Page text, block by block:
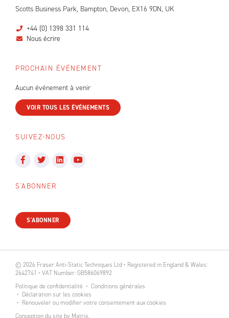
Scotts Business Park, Bampton, Devon, EX16 9DN, UK
+44 (0) 1398 331 114
Nous écrire
PROCHAIN ÉVÉNEMENT
Aucun événement à venir
VOIR TOUS LES ÉVÉNEMENTS
SUIVEZ-NOUS
S'ABONNER
S'ABONNER
© 2026 Fraser Anti-Static Techniques Ltd • Registered in England & Wales:
2642741 • VAT Number: GB586069892
Politique de confidentialité
Conditions générales
Déclaration sur les cookies
Renouveler ou modifier votre consentement aux cookies
Conception du site by Matrix.